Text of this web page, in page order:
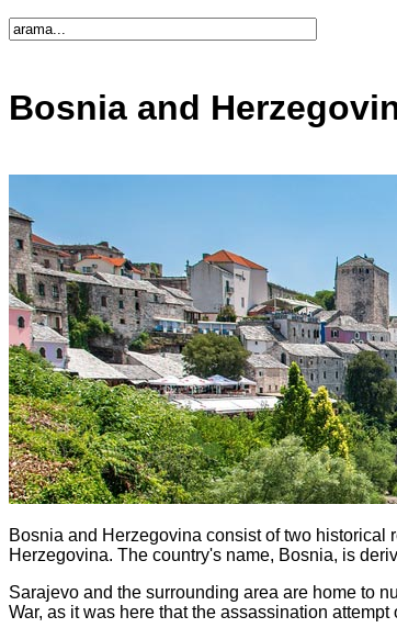
Bosnia and
Bosnia and Herzegovina consist of two
Herzegovina. The country's name, Bosnia, is
Sarajevo and the surrounding area are home to
War, as it was here that the assassination